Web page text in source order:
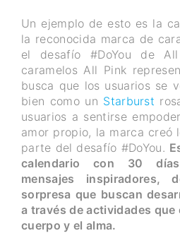
Un ejemplo de esto es la
la reconocida marca de
el desafío #DoYou de
caramelos All Pink
busca que los usuarios se
bien como un Starburst
usuarios a sentirse
amor propio, la marca creó
parte del desafío #DoYou.
calendario con 30
mensajes inspiradores,
sorpresa que buscan
a través de actividades que
cuerpo y el alma.